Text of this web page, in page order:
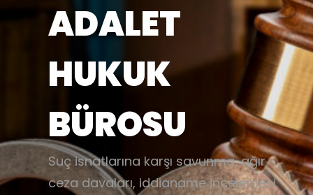
ADALET
HUKUK
BÜROSU
Suç isnatlarına karşı savunma, ağır
ceza davaları, iddianame incelemesi